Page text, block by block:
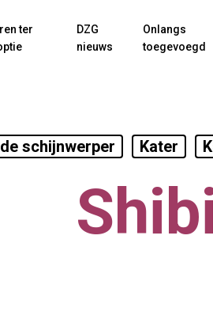
ter
DZG
nieuws
Onlangs
toegevoegd
schijnwerper Kater